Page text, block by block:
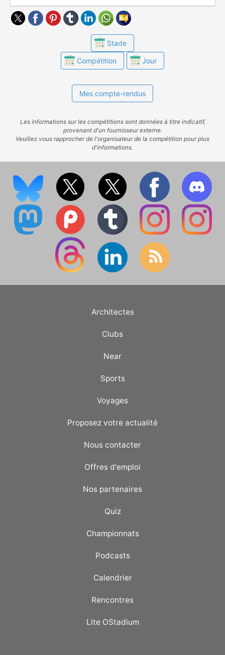
Stade
Compétition Jour
Mes compte-rendus
Les informations sur les compétitions sont données à titre indicatif,
provenant d'un fournisseur externe.
Veuillez vous rapprocher de l'organisateur de la compétition pour plus
d'informations.
Architectes
Clubs
Near
Sports
Voyages
Proposez votre actualité
Nous contacter
Offres d'emploi
Nos partenaires
Quiz
Championnats
Podcasts
Calendrier
Rencontres
Lite OStadium